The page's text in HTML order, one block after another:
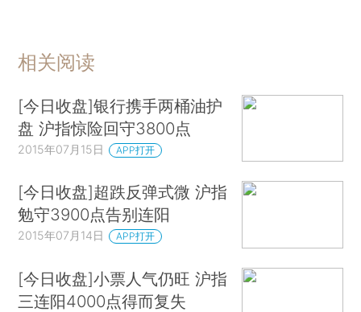
相关阅读
[今日收盘]银行携手两桶油护
盘 沪指惊险回守3800点
2015年07月15日 APP打开
[今日收盘]超跌反弹式微 沪指
勉守3900点告别连阳
2015年07月14日 APP打开
[今日收盘]小票人气仍旺 沪指
三连阳4000点得而复失